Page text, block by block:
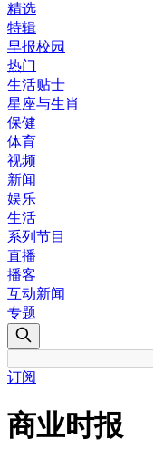
精选
特辑
早报校园
热门
生活贴士
星座与生肖
保健
体育
视频
新闻
娱乐
生活
系列节目
直播
播客
互动新闻
专题
订阅
商业时报